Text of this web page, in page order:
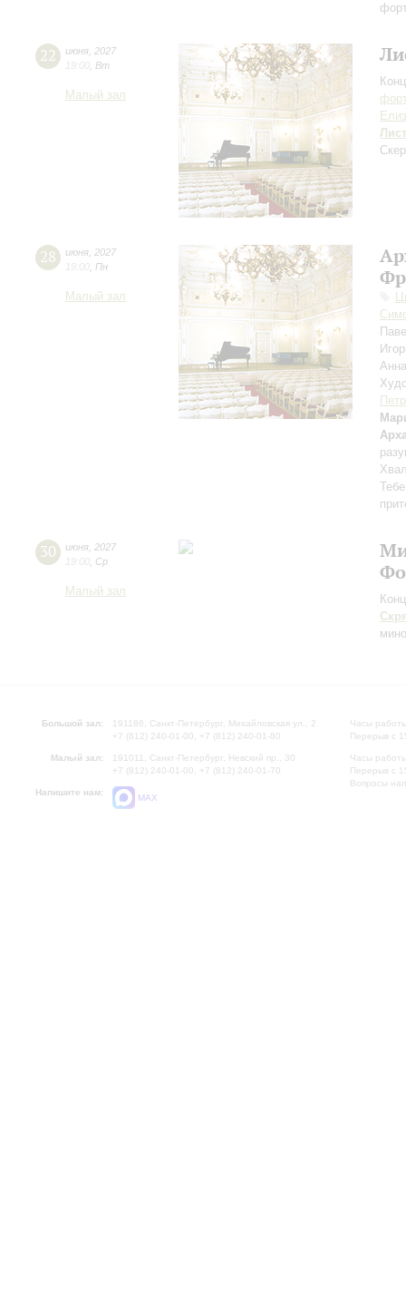
22 июня 2027
19:00 Вт
Малый зал
Лист
28 июня 2027
19:00 Пн
Малый зал
30 июня 2027
19:00 Ср
Малый зал
Большой зал:
191186, Санкт-Петербург, Михайловская ул., 2
+7 (812) 240-01-00, +7 (812) 240-01-80
Малый зал:
191011, Санкт-Петербург, Невский пр., 30
+7 (812) 240-01-00, +7 (812) 240-01-70
Напишите нам:
MAX
Часы
Перерыв с
Часы
Перерыв с
Вопросы